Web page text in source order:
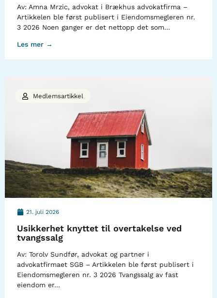
Av: Amna Mrzic, advokat i Brækhus advokatfirma –
Artikkelen ble først publisert i Eiendomsmegleren nr.
3 2026 Noen ganger er det nettopp det som…
Les mer →
21. juli 2026
Usikkerhet knyttet til overtakelse ved
tvangssalg
Av: Torolv Sundfør, advokat og partner i
advokatfirmaet SGB – Artikkelen ble først publisert i
Eiendomsmegleren nr. 3 2026 Tvangssalg av fast
eiendom er…
Medlemsartikkel